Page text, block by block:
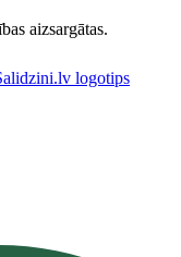
aizsargātas.